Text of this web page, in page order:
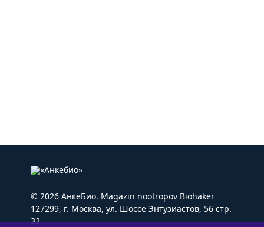
© 2026 АнкеБио. Magazin nootropov Biohaker
127299, г. Москва, ул. Шоссе Энтузиастов, 56 стр.
32